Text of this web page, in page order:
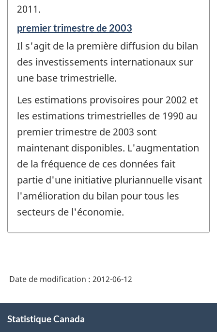
2011.
Période
référence
de
-
premier trimestre de 2003
Il s'agit de la première diffusion du bilan
des investissements internationaux sur
une base trimestrielle.
Les estimations provisoires pour 2002 et
les estimations trimestrielles de 1990 au
premier trimestre de 2003 sont
maintenant disponibles. L'augmentation
de la fréquence de ces données fait
partie d'une initiative pluriannuelle visant
l'amélioration du bilan pour tous les
secteurs de l'économie.
Date de modification : 2012-06-12
propos
Statistique Canada